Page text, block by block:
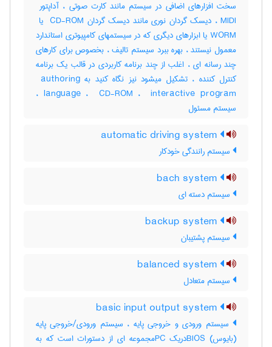
WORM یا ابزارهای دیگری که در سیستمهای کامپیوتری استاندارد
معمول نیستند ، بهره ببرد سیستم تالیف ، بخصوص برای کارهای
چند رسانه ای ، اغلب از چند برنامه کاربردی در قالب یک برنامه
کنترل کننده ، تشکیل میشود نیز نگاه کنید به ‎ authoring
language ، ‎ CD-ROM ، ‎ interactive program ،
سیستم مسئول
سیستم رانندگی خودکار
سیستم دسته ای
سیستم پشتیبان
سیستم متعادل
سیستم ورودی و خروجی پایه ، سیستم ورودی/خروجی پایه
(بایوس) BIOSدریک PCمجموعه ای از دستورات است که به